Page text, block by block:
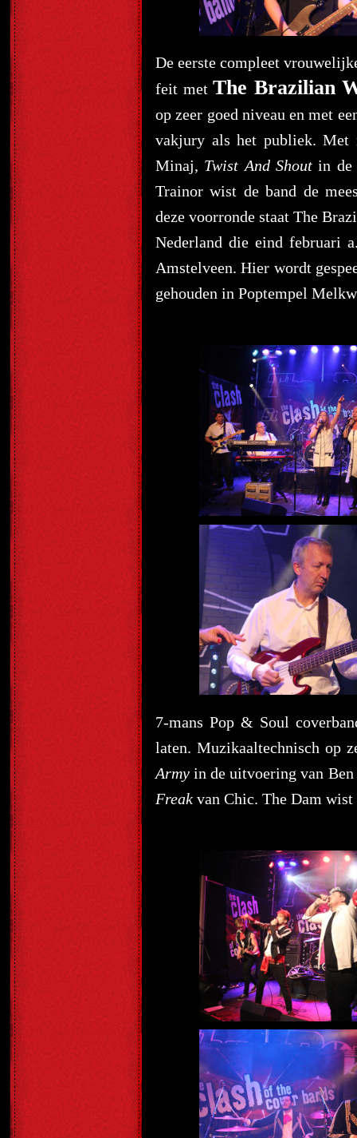
De eerste compleet
feit met The Brazilian
op zeer goed niveau en met
vakjury als het publiek. Met
Minaj, Twist And Shout in de
Trainor wist de band de
deze voorronde staat The
Nederland die eind februari
Amstelveen. Hier wordt
gehouden in Poptempel
7-mans Pop & Soul
laten. Muzikaaltechnisch op
Army in de uitvoering van
Freak van Chic. The Dam